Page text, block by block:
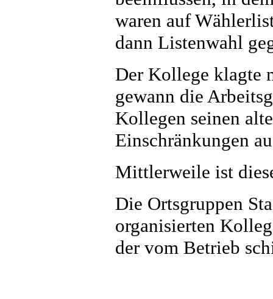
waren auf
dann Listenwahl
Der Kollege klagte
gewann die
Kollegen seinen
Einschränkungen
Mittlerweile ist
Die Ortsgruppen
organisierten
der vom Betrieb